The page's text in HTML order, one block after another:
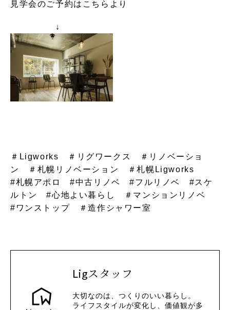
見学会のご予約はこちらより
↓
＃Ligworks ＃リグワークス ＃リノベーショ
ン ＃札幌リノベーション ＃札幌Ligworks
#札幌アポロ #中古リノベ #フルリノベ #スケ
ルトン #心地よい暮らし ＃マンションリノベ
#ワンストップ ＃造作シャワー室
Ligスタッフ
大切なのは、つくりのいい暮らし。
ライフスタイルが変化し、価値観が多